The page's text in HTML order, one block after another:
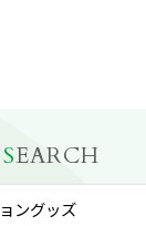
SEARCH
ングッズ